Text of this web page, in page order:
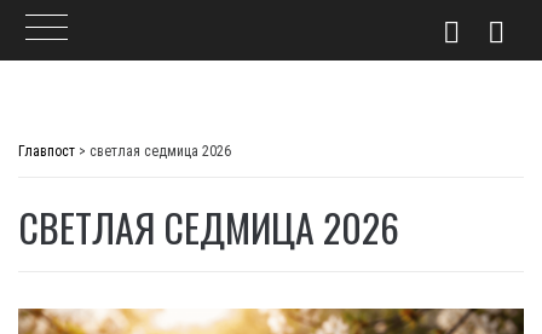
Главпост > светлая седмица 2026
СВЕТЛАЯ СЕДМИЦА 2026